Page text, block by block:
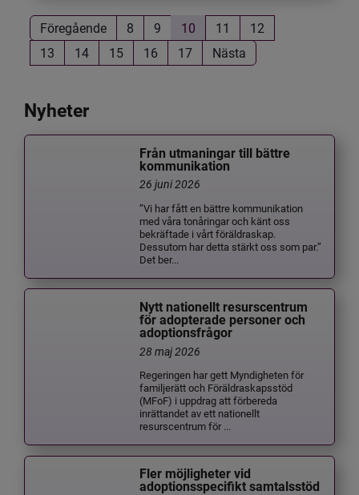
Föregående 8 9 10 11
12
13
14 15 16 17 Nästa
Nyheter
Från utmaningar till bättre
kommunikation
26 juni 2026
”Vi har fått en bättre kommunikation
med våra tonåringar och känt oss
bekräftade i vårt föräldraskap.
Dessutom har detta stärkt oss som par.”
Det ber...
Nytt nationellt resurscentrum
för adopterade personer och
adoptionsfrågor
28 maj 2026
Regeringen har gett Myndigheten för
familjerätt och Föräldraskapsstöd
(MFoF) i uppdrag att förbereda
inrättandet av ett nationellt
resurscentrum för ...
Fler möjligheter vid
adoptionsspecifikt samtalsstöd